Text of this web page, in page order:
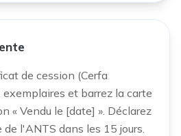
de cession (Cerfa
et barrez la carte
« Vendu le [date] ». Déclarez
de l'ANTS dans les 15 jours.